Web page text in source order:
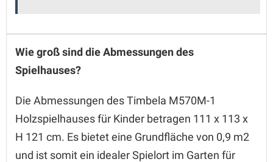
Wie groß sind die Abmessungen des
Spielhauses?
Die Abmessungen des Timbela M570M-1
Holzspielhauses für Kinder betragen 111 x 113 x
H 121 cm. Es bietet eine Grundfläche von 0,9 m2
und ist somit ein idealer Spielort im Garten für